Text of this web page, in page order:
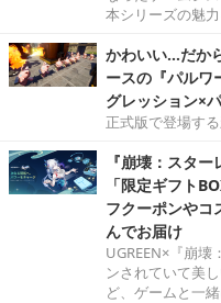
本シリーズの魅力
かわいい…だか
ースの『パルワ
グレッション×
正式版で登場す
『崩壊：スタ
「限定ギフト
フクーポンやコ
んでお届け
UGREEN×『崩
ンされていて美
ど、ゲームと一